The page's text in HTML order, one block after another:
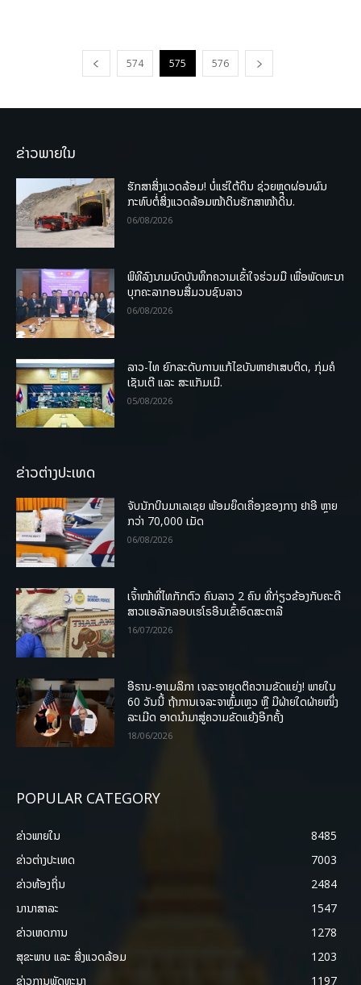
574 575 576
ຂ່າວພາຍໃນ
ຮັກສາສິ່ງແວດລ້ອມ! ບໍ່ແຮ່ໃຕ້ດິນ ຊ່ວຍຫຼຸດຜ່ອນຜົນ
ກະທົບຕໍ່ສິ່ງແວດລ້ອມໜ້າດິນຮັກສາໜ້າດິນ.
06/08/2026
ພິທີລົງນາມບົດບັນທຶກຄວາມເຂົ້າໃຈຮ່ວມມື ເພື່ອພັດທະນາ
ບຸກຄະລາກອນສື່ມວນຊົນລາວ
06/08/2026
ລາວ-ໄທ ຍົກລະດັບການແກ້ໄຂບັນຫາຢາເສບຕິດ, ກຸ່ມຄໍ
ເຊັນເຕີ ແລະ ສະແກັມເມີ.
05/08/2026
ຂ່າວຕ່າງປະເທດ
ຈັບນັກບິນມາເລເຊຍ ພ້ອມຍຶດເຄື່ອງຂອງກາງ ຢາອີ ຫຼາຍ
ກວ່າ 70,000 ເມັດ
06/08/2026
ເຈົ້າໜ້າທີ່ໄທກັກຕົວ ຄົນລາວ 2 ຄົນ ທີ່ກ່ຽວຂ້ອງກັບຄະດີ
ສາວແອລັກລອບເຮໂຣອີນເຂົ້າອົດສະຕາລີ
16/07/2026
ອີຣານ-ອາເມລິກາ ເຈລະຈາຍຸດຕິຄວາມຂັດແຍ່ງ! ພາຍໃນ
60 ວັນນີ້ ຖ້າການເຈລະຈາຫຼົ້ມເຫຼວ ຫຼື ມີຝ່າຍໃດຝ່າຍໜຶ່ງ
ລະເມີດ ອາດນໍາມາສູ່ຄວາມຂັດແຍ້ງອີກຄັ້ງ
18/06/2026
POPULAR CATEGORY
ຂ່າວພາຍ​ໃນ
8485
ຂ່າວຕ່າງປະເທດ
7003
ຂ່າວທ້ອງຖິ່ນ
2484
ນານາສາລະ
1547
ຂ່າວເຫດການ
1278
ສຸຂະພາບ ແລະ ສີ່ງແວດລ້ອມ
1203
ຂ່າວການພັດທະນາ
1197